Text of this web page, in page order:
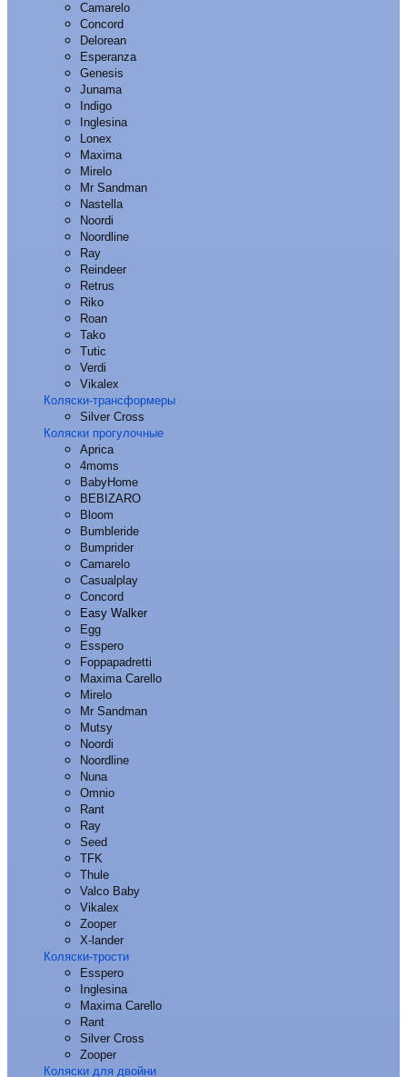
Camarelo
Concord
Delorean
Esperanza
Genesis
Junama
Indigo
Inglesina
Lonex
Maxima
Mirelo
Mr Sandman
Nastella
Noordi
Noordline
Ray
Reindeer
Retrus
Riko
Roan
Tako
Tutic
Verdi
Vikalex
Коляски-трансформеры
Silver Cross
Коляски прогулочные
Aprica
4moms
BabyHome
BEBIZARO
Bloom
Bumbleride
Bumprider
Camarelo
Casualplay
Concord
Easy Walker
Egg
Esspero
Foppapadretti
Maxima Carello
Mirelo
Mr Sandman
Mutsy
Noordi
Noordline
Nuna
Omnio
Rant
Ray
Seed
TFK
Thule
Valco Baby
Vikalex
Zooper
X-lander
Коляски-трости
Esspero
Inglesina
Maxima Carello
Rant
Silver Cross
Zooper
Коляски для двойни